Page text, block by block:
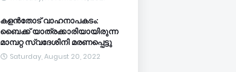
കളൻതോട് വാഹനാപകടം:
ബൈക്ക് യാത്രക്കാരിയായിരുന്ന
മാമ്പറ്റ സ്വദേശിനി മരണപ്പെട്ടു
Saturday, August 20, 2022